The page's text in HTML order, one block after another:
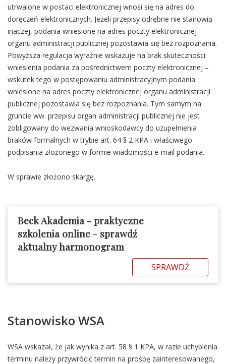
utrwalone w postaci elektronicznej wnosi się na adres do
doręczeń elektronicznych. Jeżeli przepisy odrębne nie stanowią
inaczej, podania wniesione na adres poczty elektronicznej
organu administracji publicznej pozostawia się bez rozpoznania.
Powyższa regulacja wyraźnie wskazuje na brak skuteczności
wniesienia podania za pośrednictwem poczty elektronicznej –
wskutek tego w postępowaniu administracyjnym podania
wniesione na adres poczty elektronicznej organu administracji
publicznej pozostawia się bez rozpoznania. Tym samym na
gruncie ww. przepisu organ administracji publicznej nie jest
zobligowany do wezwania wnioskodawcy do uzupełnienia
braków formalnych w trybie art. 64 § 2 KPA i właściwego
podpisania złożonego w formie wiadomości e-mail podania.
W sprawie złożono skargę.
Beck Akademia - praktyczne
szkolenia online - sprawdź
aktualny harmonogram
SPRAWDŹ
Stanowisko WSA
WSA wskazał, że jak wynika z art. 58 § 1 KPA, w razie uchybienia
terminu należy przywrócić termin na prośbę zainteresowanego,